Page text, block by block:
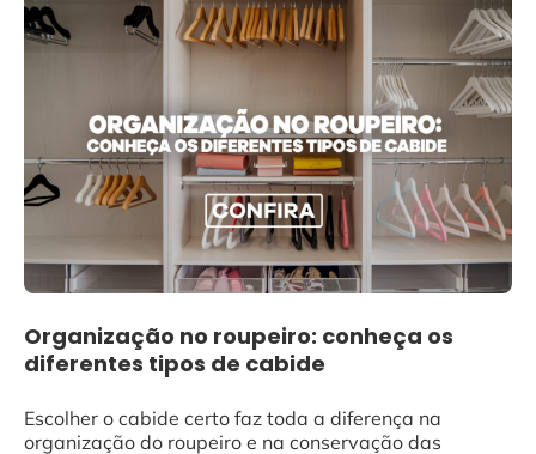
Organização no roupeiro: conheça os
diferentes tipos de cabide
Escolher o cabide certo faz toda a diferença na
organização do roupeiro e na conservação das